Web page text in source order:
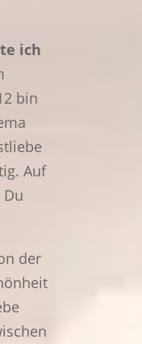
ich
bin
Auf
der